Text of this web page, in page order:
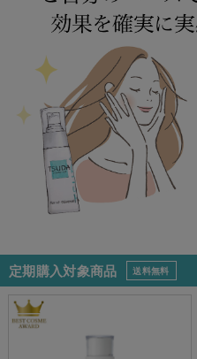
定期購入対象商品 送料無料